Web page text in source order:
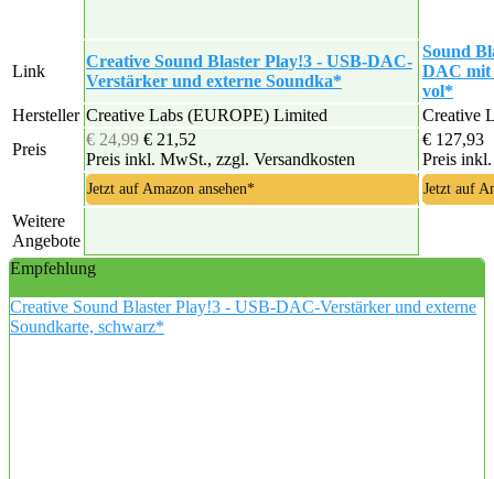
Link
Creative Sound Blaster Play!3 - USB-DAC-
Verstärker und externe Soundka*
Sound
DAC mit
vol*
Hersteller Creative Labs (EUROPE) Limited
Creative
Preis
€ 24,99 € 21,52
Preis inkl. MwSt., zzgl. Versandkosten
€ 127,93
Preis
Jetzt auf Amazon ansehen* Jetzt auf
Weitere
Angebote
Empfehlung
Creative Sound Blaster Play!3 - USB-DAC-Verstärker und externe
Soundkarte, schwarz*